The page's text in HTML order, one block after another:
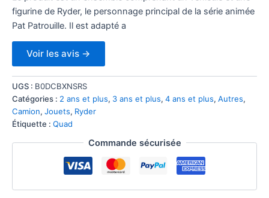
figurine de Ryder, le personnage principal de la série animée
Pat Patrouille. Il est adapté a
Voir les avis →
UGS : B0DCBXNSRS
Catégories : 2 ans et plus, 3 ans et plus, 4 ans et plus, Autres,
Camion, Jouets, Ryder
Étiquette : Quad
Commande sécurisée